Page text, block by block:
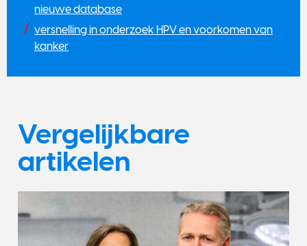
nieuwe database
versnelling in onderzoek HPV en voorkomen van
kanker
Vergelijkbare
artikelen